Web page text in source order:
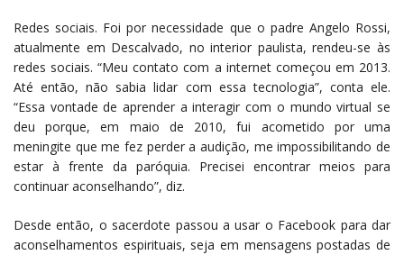
Redes sociais. Foi por necessidade que o padre Angelo Rossi,
atualmente em Descalvado, no interior paulista, rendeu-se às
redes sociais. “Meu contato com a internet começou em 2013.
Até então, não sabia lidar com essa tecnologia”, conta ele.
“Essa vontade de aprender a interagir com o mundo virtual se
deu porque, em maio de 2010, fui acometido por uma
meningite que me fez perder a audição, me impossibilitando de
estar à frente da paróquia. Precisei encontrar meios para
continuar aconselhando”, diz.
Desde então, o sacerdote passou a usar o Facebook para dar
aconselhamentos espirituais, seja em mensagens postadas de